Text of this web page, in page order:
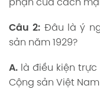
phận của cách
Câu 2: Đâu là ý
sản năm 1929?
A. là điều kiện
Cộng sản Việt Nam